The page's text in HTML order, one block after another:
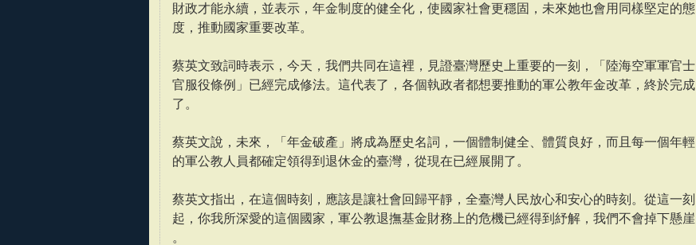
財政才能永續，並表示，年金制度的健全化，使國家社會更穩固，未來她也會用同樣堅定的態
度，推動國家重要改革。
蔡英文致詞時表示，今天，我們共同在這裡，見證臺灣歷史上重要的一刻，「陸海空軍軍官士
官服役條例」已經完成修法。這代表了，各個執政者都想要推動的軍公教年金改革，終於完成
了。
蔡英文說，未來，「年金破產」將成為歷史名詞，一個體制健全、體質良好，而且每一個年輕
的軍公教人員都確定領得到退休金的臺灣，從現在已經展開了。
蔡英文指出，在這個時刻，應該是讓社會回歸平靜，全臺灣人民放心和安心的時刻。從這一刻
起，你我所深愛的這個國家，軍公教退撫基金財務上的危機已經得到紓解，我們不會掉下懸崖
。